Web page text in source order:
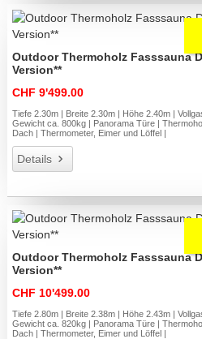
Outdoor Thermoholz Fasssauna
Version**
CHF 9'499.00
Tiefe 2.30m | Breite 2.30m | Höhe 2.40m |
Gewicht ca. 800kg | Panorama Türe |
Dach | Thermometer, Eimer und Löffel |
Details
Outdoor Thermoholz Fasssauna
Version**
CHF 10'499.00
Tiefe 2.80m | Breite 2.38m | Höhe 2.43m |
Gewicht ca. 820kg | Panorama Türe |
Dach | Thermometer, Eimer und Löffel |